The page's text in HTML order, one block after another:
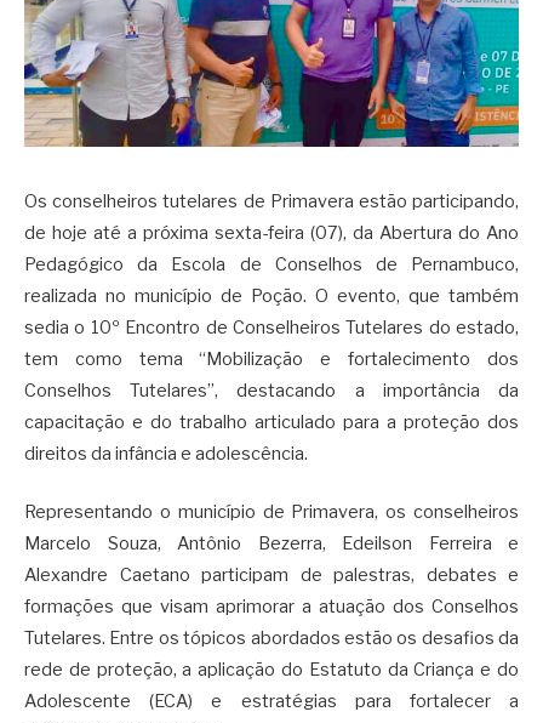
Os conselheiros tutelares de Primavera estão participando,
de hoje até a próxima sexta-feira (07), da Abertura do Ano
Pedagógico da Escola de Conselhos de Pernambuco,
realizada no município de Poção. O evento, que também
sedia o 10º Encontro de Conselheiros Tutelares do estado,
tem como tema “Mobilização e fortalecimento dos
Conselhos Tutelares”, destacando a importância da
capacitação e do trabalho articulado para a proteção dos
direitos da infância e adolescência.
Representando o município de Primavera, os conselheiros
Marcelo Souza, Antônio Bezerra, Edeilson Ferreira e
Alexandre Caetano participam de palestras, debates e
formações que visam aprimorar a atuação dos Conselhos
Tutelares. Entre os tópicos abordados estão os desafios da
rede de proteção, a aplicação do Estatuto da Criança e do
Adolescente (ECA) e estratégias para fortalecer a